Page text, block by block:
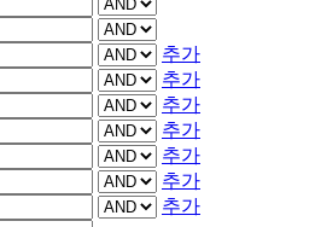
추가
추가
추가
추가
추가
추가
추가